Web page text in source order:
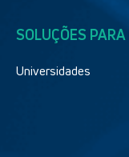
SOLUÇÕES
Universidades